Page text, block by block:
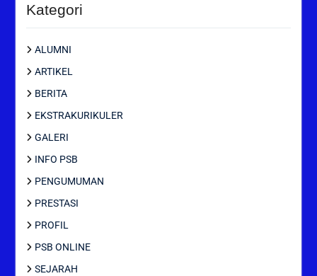
Kategori
ALUMNI
ARTIKEL
BERITA
EKSTRAKURIKULER
GALERI
INFO PSB
PENGUMUMAN
PRESTASI
PROFIL
PSB ONLINE
SEJARAH